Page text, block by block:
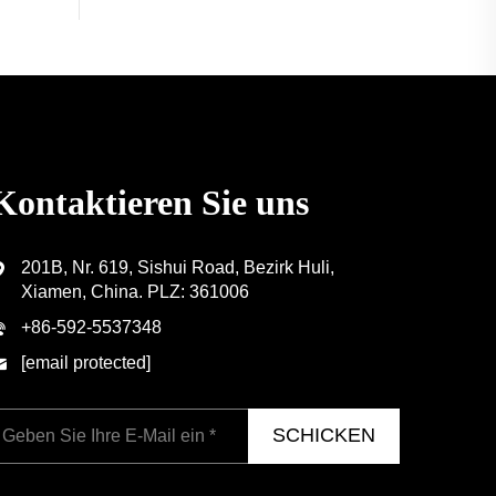
Sie uns
201B, Nr. 619, Sishui Road, Bezirk Huli,
Xiamen, China. PLZ: 361006
+86-592-5537348
[email protected]
SCHICKEN